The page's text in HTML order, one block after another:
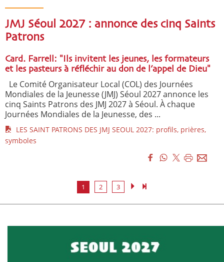
JMJ Séoul 2027 : annonce des cinq Saints
Patrons
Card. Farrell: "Ils invitent les jeunes, les formateurs
et les pasteurs à réfléchir au don de l’appel de Dieu"
Le Comité Organisateur Local (COL) des Journées
Mondiales de la Jeunesse (JMJ) Séoul 2027 annonce les
cinq Saints Patrons des JMJ 2027 à Séoul. À chaque
Journées Mondiales de la Jeunesse, des ...
LES SAINT PATRONS DES JMJ SEOUL 2027: profils, prières,
symboles
1 2 3